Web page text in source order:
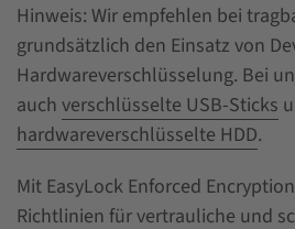
Hinweis: Wir empfehlen bei
grundsätzlich den Einsatz von
Hardwareverschlüsselung. Bei
auch verschlüsselte USB-Sticks
hardwareverschlüsselte HDD.
Mit EasyLock Enforced
Richtlinien für vertrauliche und